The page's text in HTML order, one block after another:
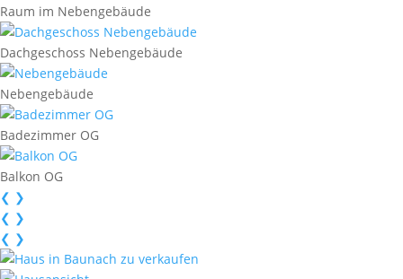
Raum im Nebengebäude
Dachgeschoss Nebengebäude
Nebengebäude
Badezimmer OG
Balkon OG
❮ ❯
❮ ❯
❮ ❯